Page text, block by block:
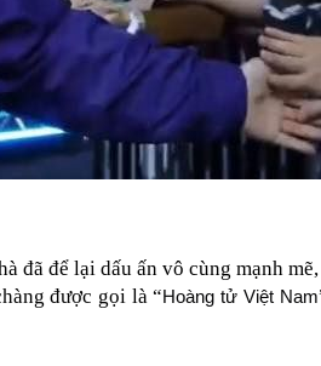
đã để lại dấu ấn vô cùng mạnh
được gọi là “Hoàng tử Việt Nam